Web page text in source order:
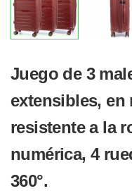
Juego de 3
extensibles, en
resistente a la
numérica, 4
360°.